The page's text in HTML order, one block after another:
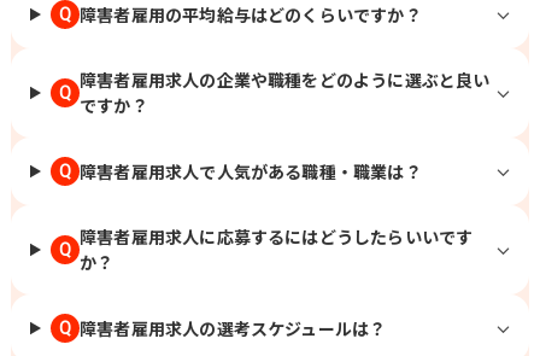
Q 障害者雇用の平均給与はどのくらいですか？
Q
障害者雇用求人の企業や職種をどのように選ぶと良い
ですか？
Q 障害者雇用求人で人気がある職種・職業は？
Q
障害者雇用求人に応募するにはどうしたらいいです
か？
Q 障害者雇用求人の選考スケジュールは？